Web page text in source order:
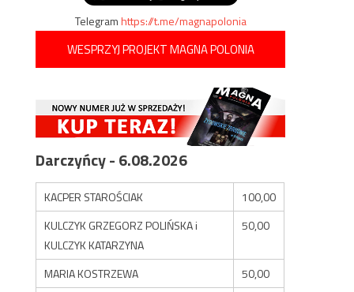
Telegramhttps://t.me/magnapolonia
WESPRZYJ PROJEKT MAGNA POLONIA
Darczyńcy - 6.08.2026
KACPER STAROŚCIAK
100,00
KULCZYK GRZEGORZ POLIŃSKA i
KULCZYK KATARZYNA
50,00
MARIA KOSTRZEWA
50,00